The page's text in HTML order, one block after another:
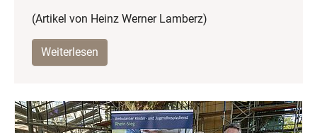
(Artikel von Heinz Werner Lamberz)
Weiterlesen